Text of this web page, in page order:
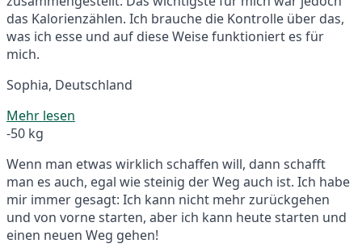
das Kalorienzählen. Ich brauche die Kontrolle über das,
was ich esse und auf diese Weise funktioniert es für
mich.
Sophia, Deutschland
Mehr lesen
-50 kg
Wenn man etwas wirklich schaffen will, dann schafft
man es auch, egal wie steinig der Weg auch ist. Ich habe
mir immer gesagt: Ich kann nicht mehr zurückgehen
und von vorne starten, aber ich kann heute starten und
einen neuen Weg gehen!